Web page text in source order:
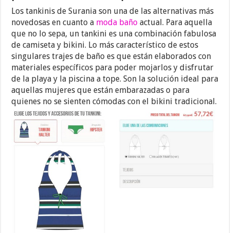
Los tankinis de Surania son una de las alternativas más
novedosas en cuanto a moda baño actual. Para aquella
que no lo sepa, un tankini es una combinación fabulosa
de camiseta y bikini. Lo más característico de estos
singulares trajes de baño es que están elaborados con
materiales específicos para poder mojarlos y disfrutar
de la playa y la piscina a tope. Son la solución ideal para
aquellas mujeres que están embarazadas o para
quienes no se sienten cómodas con el bikini tradicional.